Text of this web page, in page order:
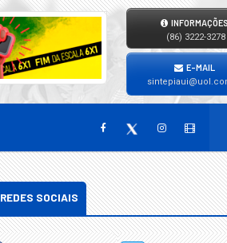
INFORMAÇÕES
(86) 3222-3278
E-MAIL
REDES SOCIAIS